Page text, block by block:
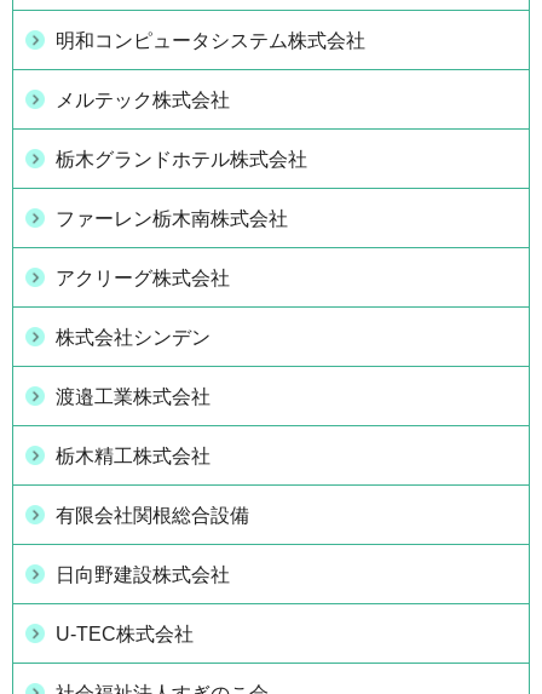
明和コンピュータシステム株式会社
メルテック株式会社
栃木グランドホテル株式会社
ファーレン栃木南株式会社
アクリーグ株式会社
株式会社シンデン
渡邉工業株式会社
栃木精工株式会社
有限会社関根総合設備
日向野建設株式会社
U-TEC株式会社